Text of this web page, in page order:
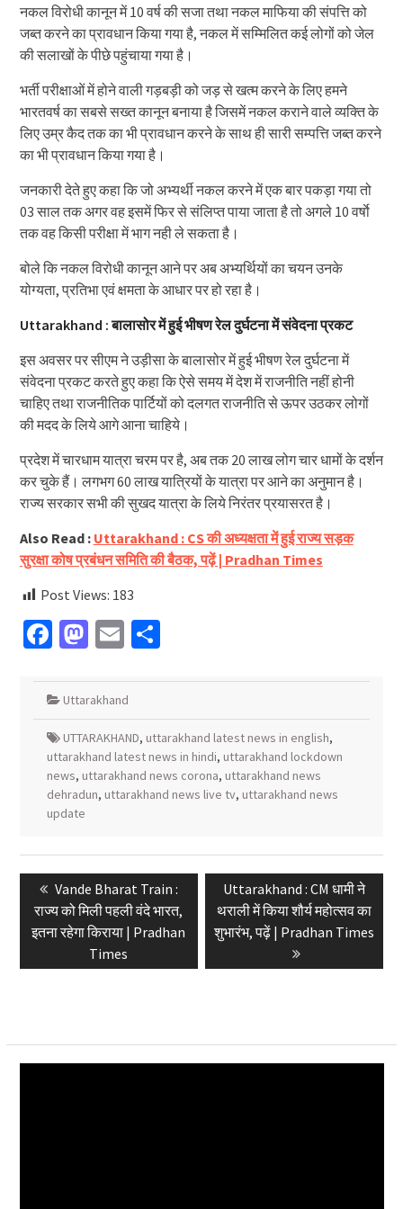
नकल विरोधी कानून में 10 वर्ष की सजा तथा नकल माफिया की संपत्ति को
जब्त करने का प्रावधान किया गया है, नकल में सम्मिलित कई लोगों को जेल
की सलाखों के पीछे पहुंचाया गया है।
भर्ती परीक्षाओं में होने वाली गड़बड़ी को जड़ से खत्म करने के लिए हमने
भारतवर्ष का सबसे सख्त कानून बनाया है जिसमें नकल कराने वाले व्यक्ति के
लिए उम्र कैद तक का भी प्रावधान करने के साथ ही सारी सम्पत्ति जब्त करने
का भी प्रावधान किया गया है।
जनकारी देते हुए कहा कि जो अभ्यर्थी नकल करने में एक बार पकड़ा गया तो
03 साल तक अगर वह इसमें फिर से संलिप्त पाया जाता है तो अगले 10 वर्षाे
तक वह किसी परीक्षा में भाग नही ले सकता है।
बोले कि नकल विरोधी कानून आने पर अब अभ्यर्थियों का चयन उनके
योग्यता, प्रतिभा एवं क्षमता के आधार पर हो रहा है।
Uttarakhand : बालासोर में हुई भीषण रेल दुर्घटना में संवेदना प्रकट
इस अवसर पर सीएम ने उड़ीसा के बालासोर में हुई भीषण रेल दुर्घटना में
संवेदना प्रकट करते हुए कहा कि ऐसे समय में देश में राजनीति नहीं होनी
चाहिए तथा राजनीतिक पार्टियों को दलगत राजनीति से ऊपर उठकर लोगों
की मदद के लिये आगे आना चाहिये।
प्रदेश में चारधाम यात्रा चरम पर है, अब तक 20 लाख लोग चार धामों के दर्शन
कर चुके हैं। लगभग 60 लाख यात्रियों के यात्रा पर आने का अनुमान है।
राज्य सरकार सभी की सुखद यात्रा के लिये निरंतर प्रयासरत है।
Also Read : Uttarakhand : CS की अध्यक्षता में हुई राज्य सड़क
सुरक्षा कोष प्रबंधन समिति की बैठक, पढ़ें | Pradhan Times
Post Views: 183
Facebook
Mastodon
EmailShare
Uttarakhand
UTTARAKHAND, uttarakhand latest news in english,
uttarakhand latest news in hindi, uttarakhand lockdown
news, uttarakhand news corona, uttarakhand news
dehradun, uttarakhand news live tv, uttarakhand news
update
Post
navigation
Previous
post:
Vande Bharat Train :
राज्य को मिली पहली वंदे भारत,
इतना रहेगा किराया | Pradhan
Times
Next
post:
Uttarakhand : CM धामी ने
थराली में किया शौर्य महोत्सव का
शुभारंभ, पढ़ें | Pradhan Times